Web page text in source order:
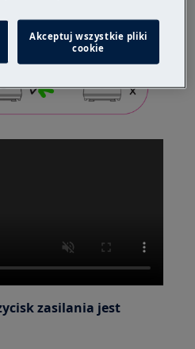
zasilania jest
Akceptuj wszystkie pliki
cookie